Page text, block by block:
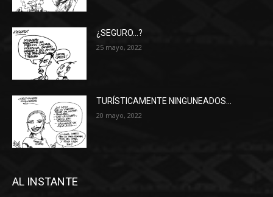
¿SEGURO…?
25 mayo, 2022
TURÍSTICAMENTE NINGUNEADOS…
20 mayo, 2022
AL INSTANTE